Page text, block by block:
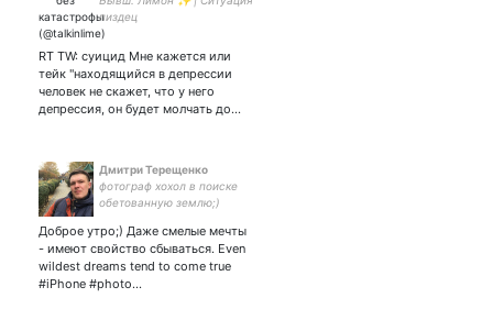
пиздец
RT TW: суицид Мне кажется или
тейк "находящийся в депрессии
человек не скажет, что у него
депрессия, он будет молчать до…
Дмитри Терещенко
фотограф хохол в поиске
обетованную землю;)
Доброе утро;) Даже смелые мечты
- имеют свойство сбываться. Even
wildest dreams tend to come true
#iPhone #photo…